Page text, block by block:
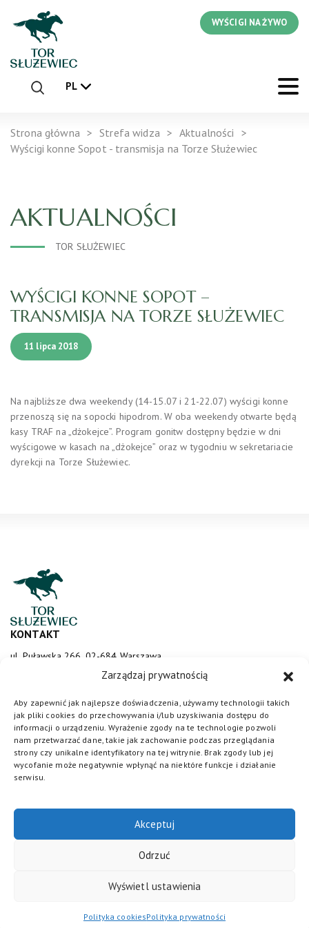
Zarządzaj prywatnością
Aby zapewnić jak najlepsze doświadczenia, używamy technologii takich
jak pliki cookies do przechowywania i/lub uzyskiwania dostępu do
informacji o urządzeniu. Wyrażenie zgody na te technologie pozwoli
nam przetwarzać dane, takie jak zachowanie podczas przeglądania
strony czy unikalne identyfikatory na tej witrynie. Brak zgody lub jej
wycofanie może negatywnie wpłynąć na niektóre funkcje i działanie
serwisu.
Akceptuj
Odrzuć
Wyświetl ustawienia
Polityka cookiesPolityka prywatności
WYŚCIGI NA ŻYWO
PL
Strona główna Strefa widza
Aktualności
Wyścigi konne Sopot - transmisja na Torze Służewiec
AKTUALNOŚCI
TOR SŁUŻEWIEC
WYŚCIGI KONNE SOPOT –
TRANSMISJA NA TORZE SŁUŻEWIEC
11 lipca 2018
Na najbliższe dwa weekendy (14-15.07 i 21-22.07) wyścigi konne
przenoszą się na sopocki hipodrom. W oba weekendy otwarte będą
kasy TRAF na „dżokejce”. Program gonitw dostępny będzie w dni
wyścigowe w kasach na „dżokejce” oraz w tygodniu w sekretariacie
dyrekcji na Torze Służewiec.
KONTAKT
ul. Puławska 266, 02-684 Warszawa
sluzewiec@totalizator.pl
KONTAKT DLA MEDIÓW
media@torsluzewiec.pl
DOŁĄCZ DO NAS
/Regulamin / Polityka prywatności